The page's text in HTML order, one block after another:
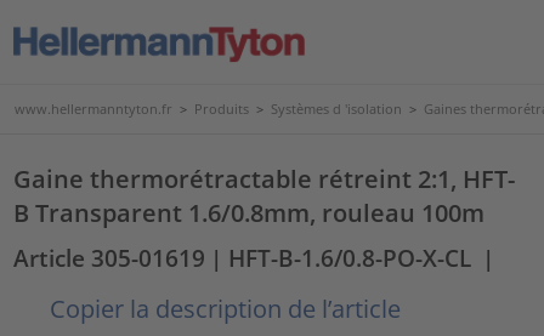
www.hellermanntyton.fr > Produits > Systèmes d 'isolation > Gaines
Gaine thermorétractable rétreint 2:1, HFT-
B Transparent 1.6/0.8mm, rouleau 100m
Article 305-01619 | HFT-B-1.6/0.8-PO-X-CL |
Copier la description de l’article